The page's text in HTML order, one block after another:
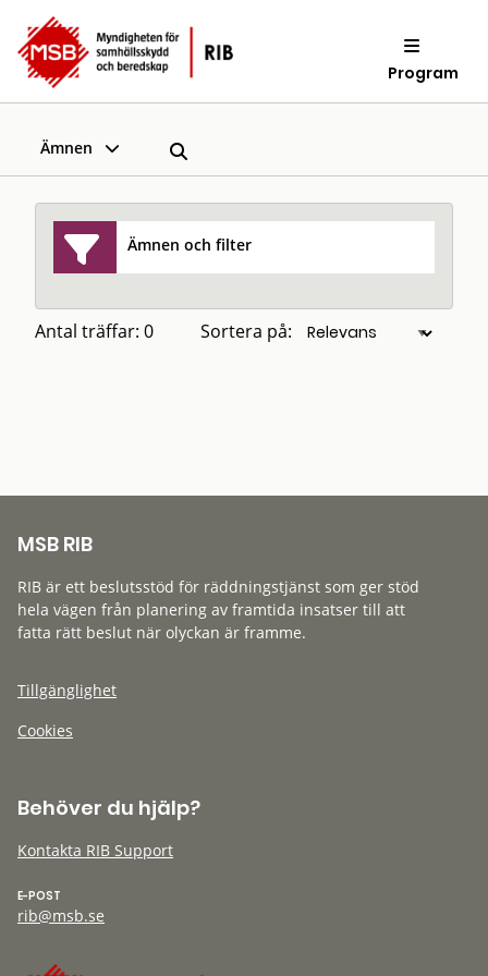
Program
Ämnen
Ämnen och filter
Antal träffar: 0 Sortera på:
MSB RIB
RIB är ett beslutsstöd för räddningstjänst som ger stöd
hela vägen från planering av framtida insatser till att
fatta rätt beslut när olyckan är framme.
Tillgänglighet
Cookies
Behöver du hjälp?
Kontakta RIB Support
E-POST
rib@msb.se